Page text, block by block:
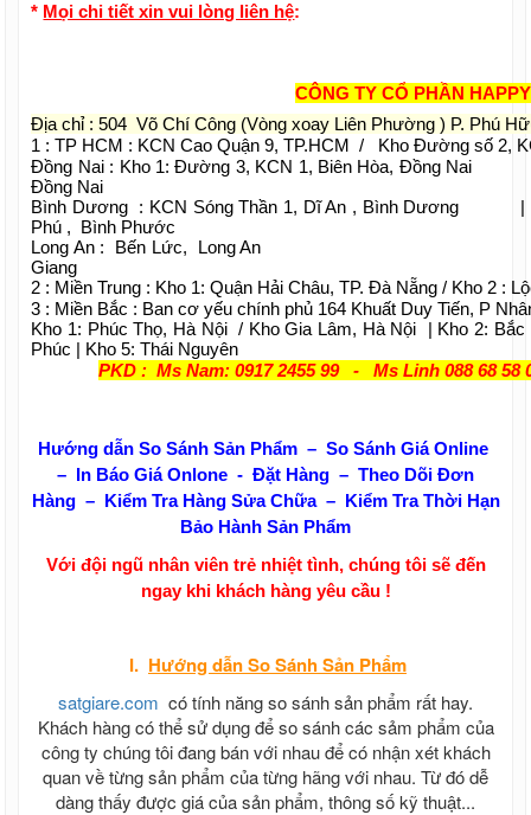
* Mọi chi tiết xin vui lòng liên hệ:
CÔNG TY CỔ PHẦN
Địa chỉ : 504 Võ Chí Công (Vòng xoay Liên Phường ) P. Phú
1 : TP HCM : KCN Cao Quận 9, TP.HCM / Kho Đường số 2,
Đồng Nai : Kho 1: Đường 3, KCN 1, Biên Hòa, Đồng
Đồng Nai
Bình Dương : KCN Sóng Thần 1, Dĩ An , Bình
Phú , Bình Phước
Long An : Bến Lức, Long An | Kiên
Giang
2 : Miền Trung : Kho 1: Quận Hải Châu, TP. Đà Nẵng / Kho 2 :
3 : Miền Bắc : Ban cơ yếu chính phủ 164 Khuất Duy Tiến, P
Kho 1: Phúc Thọ, Hà Nội / Kho Gia Lâm, Hà Nội | Kho 2:
Phúc | Kho 5: Thái Nguyên
PKD : Ms Nam: 0917 2455 99 - Ms Linh 088 68 58
Hướng dẫn So Sánh Sản Phẩm – So Sánh Giá Online
– In Báo Giá Onlone - Đặt Hàng – Theo Dõi Đơn
Hàng – Kiểm Tra Hàng Sửa Chữa – Kiểm Tra Thời Hạn
Bảo Hành Sản Phẩm
Với đội ngũ nhân viên trẻ nhiệt tình, chúng tôi sẽ đến
ngay khi khách hàng yêu cầu !
I. Hướng dẫnSo Sánh Sản Phẩm
satgiare.com có tính năng so sánh sản phẩm rất hay.
Khách hàng có thể sử dụng để so sánh các sảm phẩm của
công ty chúng tôi đang bán với nhau để có nhận xét khách
quan về từng sản phẩm của từng hãng với nhau. Từ đó dễ
dàng thấy được giá của sản phẩm, thông số kỹ thuật...